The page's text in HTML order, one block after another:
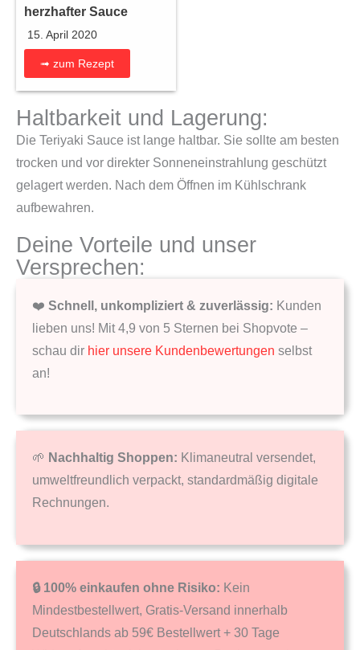
herzhafter Sauce
15. April 2020
➟ zum Rezept
Haltbarkeit und Lagerung:
Die Teriyaki Sauce ist lange haltbar. Sie sollte am besten
trocken und vor direkter Sonneneinstrahlung geschützt
gelagert werden. Nach dem Öffnen im Kühlschrank
aufbewahren.
Deine Vorteile und unser
Versprechen:
❤️ Schnell, unkompliziert & zuverlässig: Kunden
lieben uns! Mit 4,9 von 5 Sternen bei Shopvote –
schau dir hier unsere Kundenbewertungen selbst
an!
🌱 Nachhaltig Shoppen: Klimaneutral versendet,
umweltfreundlich verpackt, standardmäßig digitale
Rechnungen.
🔒 100% einkaufen ohne Risiko: Kein
Mindestbestellwert, Gratis-Versand innerhalb
Deutschlands ab 59€ Bestellwert + 30 Tage